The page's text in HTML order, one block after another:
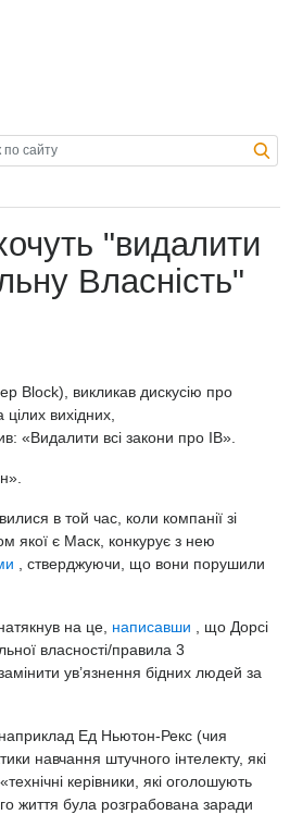
"видалити
Власність"
Block), викликав дискусію про
вихідних,
«Видалити всі закони про ІВ».
в той час, коли компанії зі
якої є Маск, конкурує з нею
, стверджуючи, що вони порушили
на це, написавши , що Дорсі
власності/правила 3
ув’язнення бідних людей за
Ед Ньютон-Рекс (чия
навчання штучного інтелекту, які
керівники, які оголошують
життя була розграбована заради